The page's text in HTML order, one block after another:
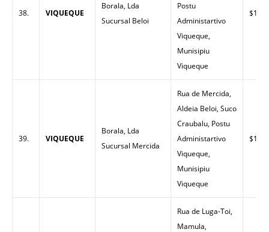
38. VIQUEQUE
Borala, Lda
Sucursal Beloi
Postu
Administartivo
Viqueque,
Munisipiu
Viqueque
$1.51
39. VIQUEQUE
Borala, Lda
Sucursal Mercida
Rua de Mercida,
Aldeia Beloi, Suco
Craubalu, Postu
Administartivo
Viqueque,
Munisipiu
Viqueque
$1.51
Rua de Luga-Toi,
Mamula,